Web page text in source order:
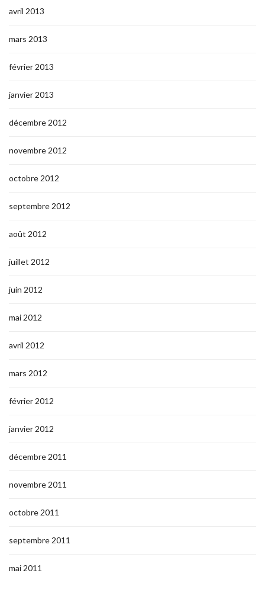
avril 2013
mars 2013
février 2013
janvier 2013
décembre 2012
novembre 2012
octobre 2012
septembre 2012
août 2012
juillet 2012
juin 2012
mai 2012
avril 2012
mars 2012
février 2012
janvier 2012
décembre 2011
novembre 2011
octobre 2011
septembre 2011
mai 2011